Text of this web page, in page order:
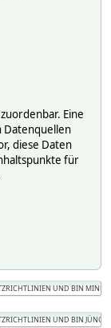
Eine
Datenquellen
diese Daten
für